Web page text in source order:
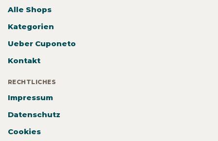
Alle Shops
Kategorien
Ueber Cuponeto
Kontakt
RECHTLICHES
Impressum
Datenschutz
Cookies